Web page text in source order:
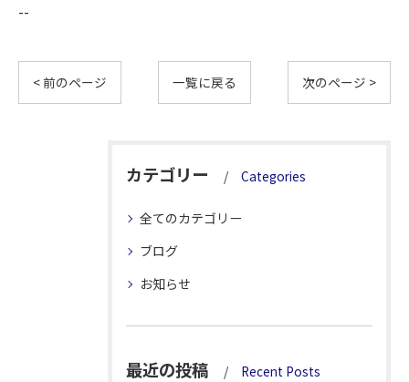
--
< 前のページ 一覧に戻る 次のページ >
カテゴリー Categories
全てのカテゴリー
ブログ
お知らせ
最近の投稿 Recent Posts